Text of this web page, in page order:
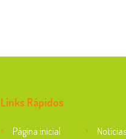
Links Rápidos
Página inicial
Notícias